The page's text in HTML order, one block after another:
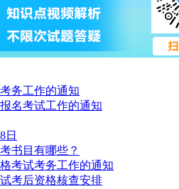
务工作的通知
名考试工作的通知
日
书目有哪些？
考试考务工作的通知
考后资格核查安排